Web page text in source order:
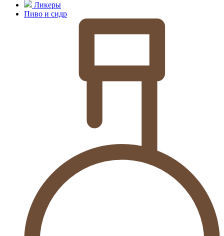
Ликеры
Пиво и сидр